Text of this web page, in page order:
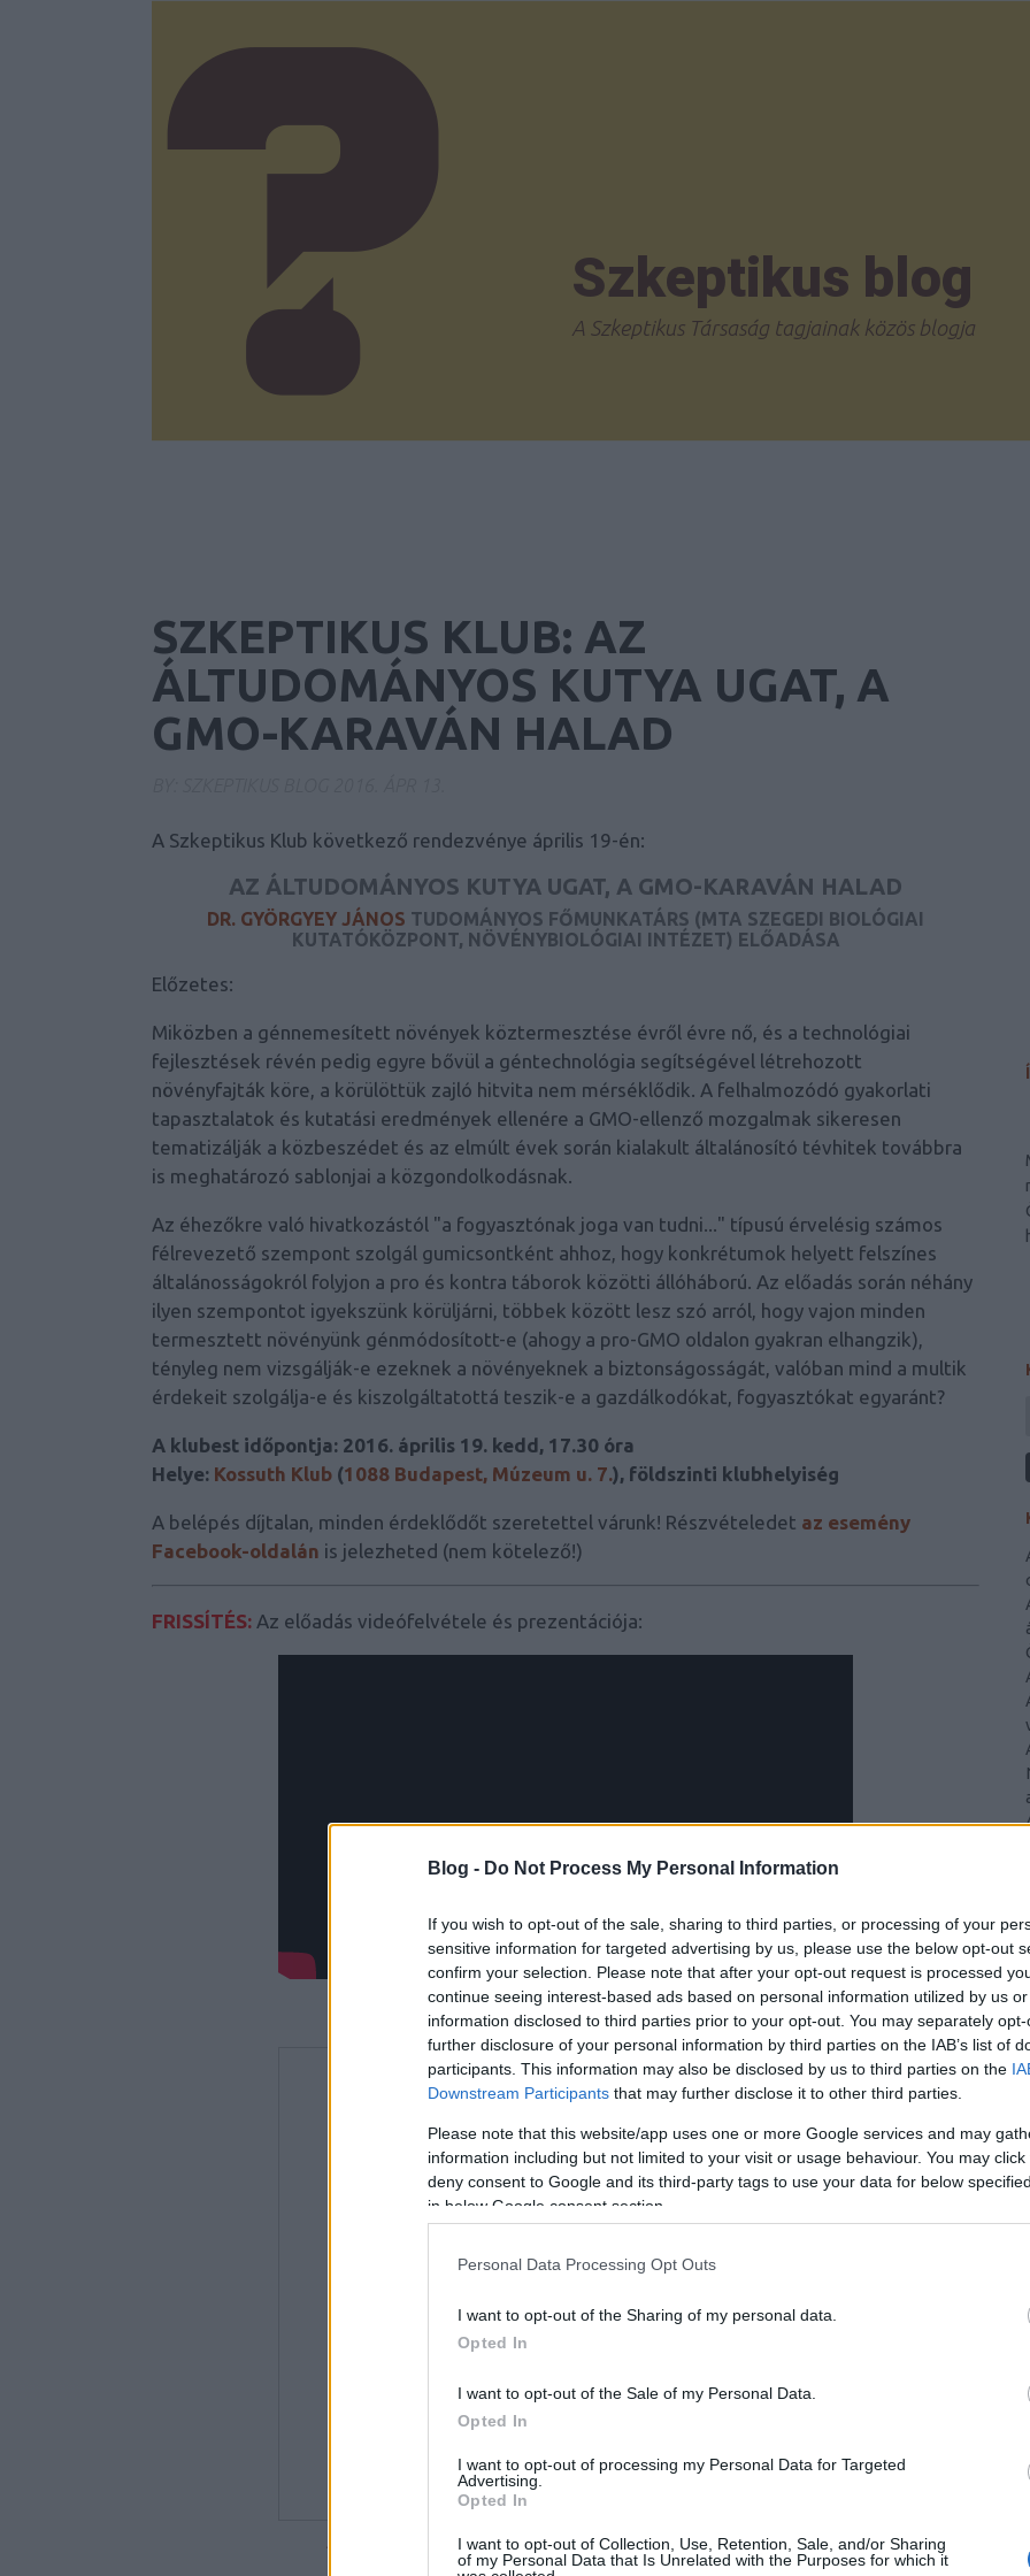
Blog - Do Not Process My Personal Information
If you wish to opt-out of the sale, sharing to third parties, or processing of your
sensitive information for targeted advertising by us, please use the below opt-out
confirm your selection. Please note that after your opt-out request is processed
continue seeing interest-based ads based on personal information utilized by us
information disclosed to third parties prior to your opt-out. You may separately
further disclosure of your personal information by third parties on the IAB’s list of
participants. This information may also be disclosed by us to third parties on the
Downstream Participants that may further disclose it to other third parties.
Please note that this website/app uses one or more Google services and may
information including but not limited to your visit or usage behaviour. You may
deny consent to Google and its third-party tags to use your data for below
in below Google consent section.
Personal Data Processing Opt Outs
I want to opt-out of the Sharing of my personal data.
Opted In
I want to opt-out of the Sale of my Personal Data.
Opted In
I want to opt-out of processing my Personal Data for Targeted
Advertising.
Opted In
I want to opt-out of Collection, Use, Retention, Sale, and/or Sharing
of my Personal Data that Is Unrelated with the Purposes for which it
Szkeptikus blog
A Szkeptikus Társaság tagjainak közös blogja
SZKEPTIKUS KLUB: AZ
ÁLTUDOMÁNYOS KUTYA UGAT, A
GMO-KARAVÁN HALAD
A Szkeptikus Klub következő rendezvénye április 19-én:
AZ ÁLTUDOMÁNYOS KUTYA UGAT, A GMO-KARAVÁN HALAD
DR. GYÖRGYEY JÁNOS TUDOMÁNYOS FŐMUNKATÁRS (MTA SZEGEDI BIOLÓGIAI
KUTATÓKÖZPONT, NÖVÉNYBIOLÓGIAI INTÉZET) ELŐADÁSA
Előzetes:
Miközben a génnemesített növények köztermesztése évről évre nő, és a technológiai
fejlesztések révén pedig egyre bővül a géntechnológia segítségével létrehozott
növényfajták köre, a körülöttük zajló hitvita nem mérséklődik. A felhalmozódó gyakorlati
tapasztalatok és kutatási eredmények ellenére a GMO-ellenző mozgalmak sikeresen
tematizálják a közbeszédet és az elmúlt évek során kialakult általánosító tévhitek továbbra
is meghatározó sablonjai a közgondolkodásnak.
Az éhezőkre való hivatkozástól "a fogyasztónak joga van tudni..." típusú érvelésig számos
félrevezető szempont szolgál gumicsontként ahhoz, hogy konkrétumok helyett felszínes
általánosságokról folyjon a pro és kontra táborok közötti állóháború. Az előadás során néhány
ilyen szempontot igyekszünk körüljárni, többek között lesz szó arról, hogy vajon minden
termesztett növényünk génmódosított-e (ahogy a pro-GMO oldalon gyakran elhangzik),
tényleg nem vizsgálják-e ezeknek a növényeknek a biztonságosságát, valóban mind a multik
érdekeit szolgálja-e és kiszolgáltatottá teszik-e a gazdálkodókat, fogyasztókat egyaránt?
A klubest időpontja: 2016. április 19. kedd, 17.30 óra
Helye: Kossuth Klub (1088 Budapest, Múzeum u. 7.), földszinti klubhelyiség
A belépés díjtalan, minden érdeklődőt szeretettel várunk! Részvételedet az esemény
Facebook-oldalán is jelezheted (nem kötelező!)
FRISSÍTÉS: Az előadás videófelvétele és prezentációja:
Az áltudományos kutya ugat, a GMO-karaván halad
(